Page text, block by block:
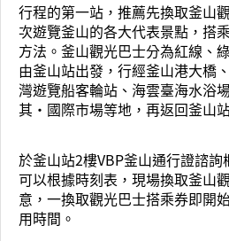
行程的第一站，推薦先換取釜山
次遊覽釜山的各大代表景點，搭
方法。釜山觀光巴士分為紅線、
由釜山站出發，行經釜山港大橋
灣遊覽船客輪站、海雲臺海水浴
其·國際市場等地，再返回釜山
於釜山站2樓VBP釜山通行證諮詢
可以根據時刻表，現場換取釜山
意，一換取觀光巴士搭乘券即開
用時間。